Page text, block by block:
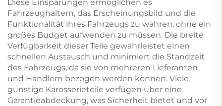
Diese Einsparungen ermöglichen es
Fahrzeughaltern, das Erscheinungsbild und die
Funktionalität ihres Fahrzeugs zu wahren, ohne ein
großes Budget aufwenden zu müssen. Die breite
Verfügbarkeit dieser Teile gewährleistet einen
schnellen Austausch und minimiert die Standzeit
des Fahrzeugs, da sie von mehreren Lieferanten
und Händlern bezogen werden können. Viele
günstige Karosserieteile verfügen über eine
Garantieabdeckung, was Sicherheit bietet und vor